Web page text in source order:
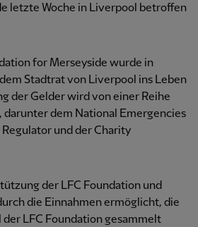
letzte Woche in Liverpool betroffen
for Merseyside wurde in
Stadtrat von Liverpool ins Leben
der Gelder wird von einer Reihe
dem National Emergencies
und der Charity
der LFC Foundation und
die Einnahmen ermöglicht, die
der LFC Foundation gesammelt